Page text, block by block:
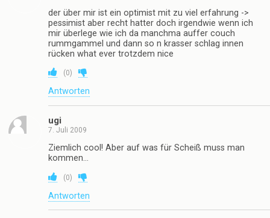
der über mir ist ein optimist mit zu viel erfahrung ->
pessimist aber recht hatter doch irgendwie wenn ich
mir überlege wie ich da manchma auffer couch
rummgammel und dann so n krasser schlag innen
rücken what ever trotzdem nice
(0)
Antworten
ugi
7. Juli 2009
Ziemlich cool! Aber auf was für Scheiß muss man
kommen…
(0)
Antworten